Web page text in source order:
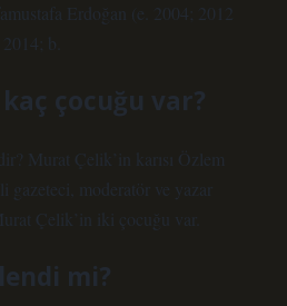
Erdoğan (e. 2004; 2012
b.
çocuğu var?
Murat Çelik’in karısı Özlem
moderatör ve yazar
Çelik’in iki çocuğu var.
mi?